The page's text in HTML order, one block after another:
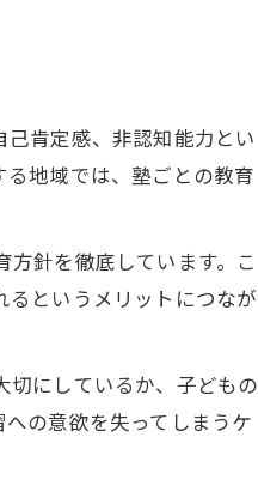
肯定感、非認知能力とい
地域では、塾ごとの教育
方針を徹底しています。こ
というメリットにつなが
にしているか、子どもの
の意欲を失ってしまうケ